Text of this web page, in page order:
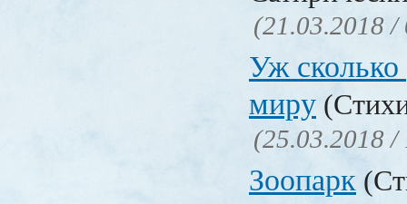
(21.03.2018 /
Уж сколько
миру
(25.03.2018 /
Зоопарк